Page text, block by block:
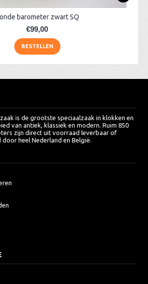
barometer zwart SQ
€99,00
BESTELLEN
is de grootste speciaalzaak in klokken en
van antiek, klassiek en modern. Ruim 850
zijn direct uit voorraad leverbaar of
heel Nederland en België.